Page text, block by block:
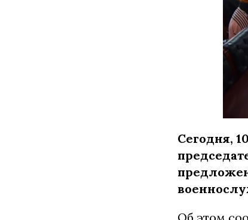
Сегодня,